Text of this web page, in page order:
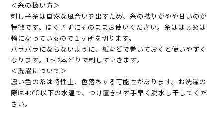
＜糸の扱い方＞
刺し子糸は自然な風合いを出すため、糸の撚りがやや甘いのが
特徴です。ほぐさずにそのままお使いください。糸ははじめは
輪になっているので１ヶ所を切ります。
バラバラにならないように、紙などで巻いておくと使いやすく
なります。1～2本どりで刺していきます。
＜洗濯について＞
濃い色の糸は特性上、色落ちする可能性があります。お洗濯の
際は40℃以下の水温で、つけ置きせず手早く脱水し干してくだ
さい。